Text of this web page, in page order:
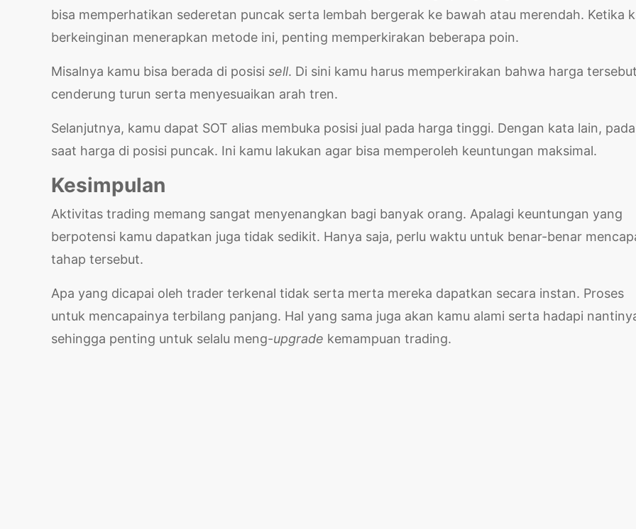
bisa memperhatikan sederetan puncak serta lembah bergerak ke bawah atau merendah. Ketika
berkeinginan menerapkan metode ini, penting memperkirakan beberapa poin.
Misalnya kamu bisa berada di posisi sell. Di sini kamu harus memperkirakan bahwa harga
cenderung turun serta menyesuaikan arah tren.
Selanjutnya, kamu dapat SOT alias membuka posisi jual pada harga tinggi. Dengan kata lain, pada
saat harga di posisi puncak. Ini kamu lakukan agar bisa memperoleh keuntungan maksimal.
Kesimpulan
Aktivitas trading memang sangat menyenangkan bagi banyak orang. Apalagi keuntungan yang
berpotensi kamu dapatkan juga tidak sedikit. Hanya saja, perlu waktu untuk benar-benar
tahap tersebut.
Apa yang dicapai oleh trader terkenal tidak serta merta mereka dapatkan secara instan. Proses
untuk mencapainya terbilang panjang. Hal yang sama juga akan kamu alami serta hadapi
sehingga penting untuk selalu meng-upgrade kemampuan trading.